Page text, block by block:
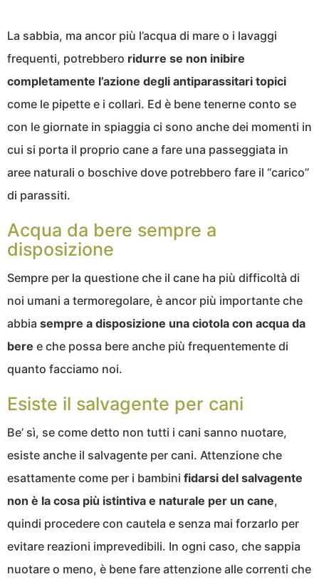
La sabbia, ma ancor più l’acqua di mare o i lavaggi
frequenti, potrebbero ridurre se non inibire
completamente l’azione degli antiparassitari topici
come le pipette e i collari. Ed è bene tenerne conto se
con le giornate in spiaggia ci sono anche dei momenti in
cui si porta il proprio cane a fare una passeggiata in
aree naturali o boschive dove potrebbero fare il “carico”
di parassiti.
Acqua da bere sempre a
disposizione
Sempre per la questione che il cane ha più difficoltà di
noi umani a termoregolare, è ancor più importante che
abbia sempre a disposizione una ciotola con acqua da
bere e che possa bere anche più frequentemente di
quanto facciamo noi.
Esiste il salvagente per cani
Be’ sì, se come detto non tutti i cani sanno nuotare,
esiste anche il salvagente per cani. Attenzione che
esattamente come per i bambini fidarsi del salvagente
non è la cosa più istintiva e naturale per un cane,
quindi procedere con cautela e senza mai forzarlo per
evitare reazioni imprevedibili. In ogni caso, che sappia
nuotare o meno, è bene fare attenzione alle correnti che